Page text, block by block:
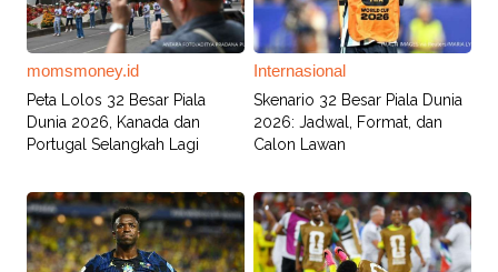
momsmoney.id
Peta Lolos 32 Besar Piala
Dunia 2026, Kanada dan
Portugal Selangkah Lagi
Internasional
Skenario 32 Besar Piala Dunia
2026: Jadwal, Format, dan
Calon Lawan